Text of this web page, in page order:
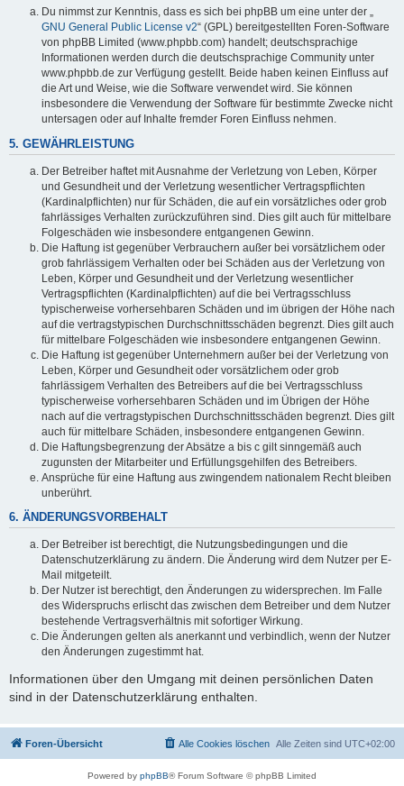
Du nimmst zur Kenntnis, dass es sich bei phpBB um eine unter der „
GNU General Public License v2“ (GPL) bereitgestellten Foren-Software
von phpBB Limited (www.phpbb.com) handelt; deutschsprachige
Informationen werden durch die deutschsprachige Community unter
www.phpbb.de zur Verfügung gestellt. Beide haben keinen Einfluss auf
die Art und Weise, wie die Software verwendet wird. Sie können
insbesondere die Verwendung der Software für bestimmte Zwecke nicht
untersagen oder auf Inhalte fremder Foren Einfluss nehmen.
5. GEWÄHRLEISTUNG
Der Betreiber haftet mit Ausnahme der Verletzung von Leben, Körper
und Gesundheit und der Verletzung wesentlicher Vertragspflichten
(Kardinalpflichten) nur für Schäden, die auf ein vorsätzliches oder grob
fahrlässiges Verhalten zurückzuführen sind. Dies gilt auch für mittelbare
Folgeschäden wie insbesondere entgangenen Gewinn.
Die Haftung ist gegenüber Verbrauchern außer bei vorsätzlichem oder
grob fahrlässigem Verhalten oder bei Schäden aus der Verletzung von
Leben, Körper und Gesundheit und der Verletzung wesentlicher
Vertragspflichten (Kardinalpflichten) auf die bei Vertragsschluss
typischerweise vorhersehbaren Schäden und im übrigen der Höhe nach
auf die vertragstypischen Durchschnittsschäden begrenzt. Dies gilt auch
für mittelbare Folgeschäden wie insbesondere entgangenen Gewinn.
Die Haftung ist gegenüber Unternehmern außer bei der Verletzung von
Leben, Körper und Gesundheit oder vorsätzlichem oder grob
fahrlässigem Verhalten des Betreibers auf die bei Vertragsschluss
typischerweise vorhersehbaren Schäden und im Übrigen der Höhe
nach auf die vertragstypischen Durchschnittsschäden begrenzt. Dies gilt
auch für mittelbare Schäden, insbesondere entgangenen Gewinn.
Die Haftungsbegrenzung der Absätze a bis c gilt sinngemäß auch
zugunsten der Mitarbeiter und Erfüllungsgehilfen des Betreibers.
Ansprüche für eine Haftung aus zwingendem nationalem Recht bleiben
unberührt.
6. ÄNDERUNGSVORBEHALT
Der Betreiber ist berechtigt, die Nutzungsbedingungen und die
Datenschutzerklärung zu ändern. Die Änderung wird dem Nutzer per E-
Mail mitgeteilt.
Der Nutzer ist berechtigt, den Änderungen zu widersprechen. Im Falle
des Widerspruchs erlischt das zwischen dem Betreiber und dem Nutzer
bestehende Vertragsverhältnis mit sofortiger Wirkung.
Die Änderungen gelten als anerkannt und verbindlich, wenn der Nutzer
den Änderungen zugestimmt hat.
Informationen über den Umgang mit deinen persönlichen Daten
sind in der Datenschutzerklärung enthalten.
Foren-Übersicht Alle Zeiten sind UTC+02:00
Alle Cookies löschen
Powered by phpBB® Forum Software © phpBB Limited